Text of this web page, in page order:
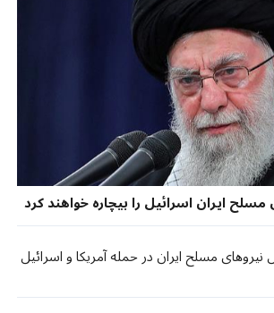
مسلح ایران اسرائیل را بیچاره خواهند کرد
مسلح ایران در حمله آمریکا و اسرائیل